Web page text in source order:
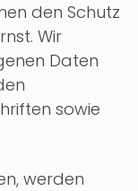
den Schutz
Wir
Daten
sowie
werden